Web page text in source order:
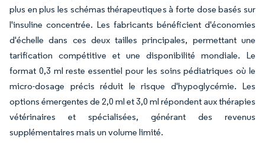
plus en plus les schémas thérapeutiques à forte dose basés sur
l'insuline concentrée. Les fabricants bénéficient d'économies
d'échelle dans ces deux tailles principales, permettant une
tarification compétitive et une disponibilité mondiale. Le
format 0,3 ml reste essentiel pour les soins pédiatriques où le
micro-dosage précis réduit le risque d'hypoglycémie. Les
options émergentes de 2,0 ml et 3,0 ml répondent aux thérapies
vétérinaires et spécialisées, générant des revenus
supplémentaires mais un volume limité.